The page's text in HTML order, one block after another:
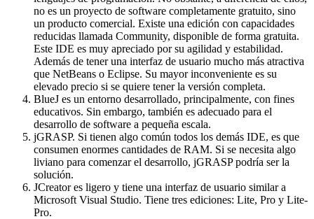
no es un proyecto de software completamente gratuito, sino
un producto comercial. Existe una edición con capacidades
reducidas llamada Community, disponible de forma gratuita.
Este IDE es muy apreciado por su agilidad y estabilidad.
Además de tener una interfaz de usuario mucho más atractiva
que NetBeans o Eclipse. Su mayor inconveniente es su
elevado precio si se quiere tener la versión completa.
BlueJ es un entorno desarrollado, principalmente, con fines
educativos. Sin embargo, también es adecuado para el
desarrollo de software a pequeña escala.
jGRASP. Si tienen algo común todos los demás IDE, es que
consumen enormes cantidades de RAM. Si se necesita algo
liviano para comenzar el desarrollo, jGRASP podría ser la
solución.
JCreator es ligero y tiene una interfaz de usuario similar a
Microsoft Visual Studio. Tiene tres ediciones: Lite, Pro y Lite-
Pro.